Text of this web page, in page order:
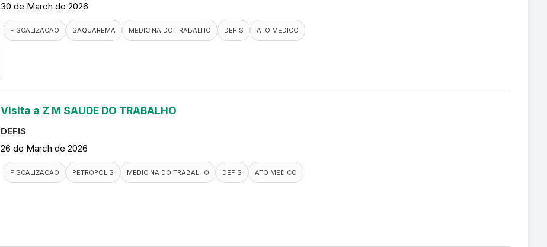
30 de March de 2026
FISCALIZACAO SAQUAREMA MEDICINA DO TRABALHO DEFIS ATO MEDICO
Visita a Z M SAUDE DO TRABALHO
DEFIS
26 de March de 2026
FISCALIZACAO PETROPOLIS MEDICINA DO TRABALHO DEFIS ATO MEDICO